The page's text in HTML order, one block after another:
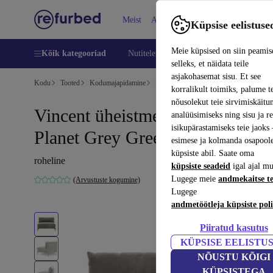
Küpsise
Meie küpsised on siin
selleks, et näidata teile
asjakohasemat sisu. Et see
korralikult toimiks, palume
nõusolekut teie
analüüsimiseks ning sisu ja
isikupärastamiseks teie
esimese ja kolmanda
küpsiste abil. Saate oma
küpsiste seadeid igal ajal
Lugege meie andmekaitse
Lugege
andmetöötleja küpsiste
Piiratud kasutus
KÜPSISE
NÕUSTU KÕIGI
Meist Abi
Kõik kategooriad Nutitelefoni Sülearvutid
Kodu Tooted Kodumajapidamine Mööbel
Vincent üheistmeline Modul
Planet Grey Green
roheline
(Arvustuste kogumine)